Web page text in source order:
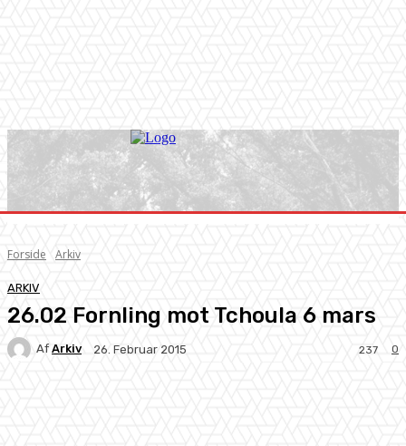
Forside Arkiv
ARKIV
26.02 Fornling mot Tchoula 6 mars
Af Arkiv 26. Februar 2015 0
237